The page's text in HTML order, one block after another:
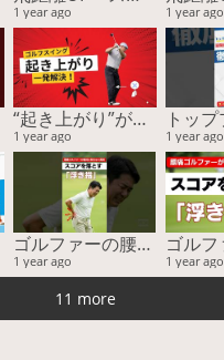
1 year ago 1 year ago
“起き上がり”が直らない本当の理由！ “回転”じゃなく“回旋”で飛距離と安定性が激変する
1 year ago 1 year ago
ゴルファーの腰痛、その隠れた原因とは？ゴルフがうまくならない本当の理由。
1 year ago 1 year ago
11 more